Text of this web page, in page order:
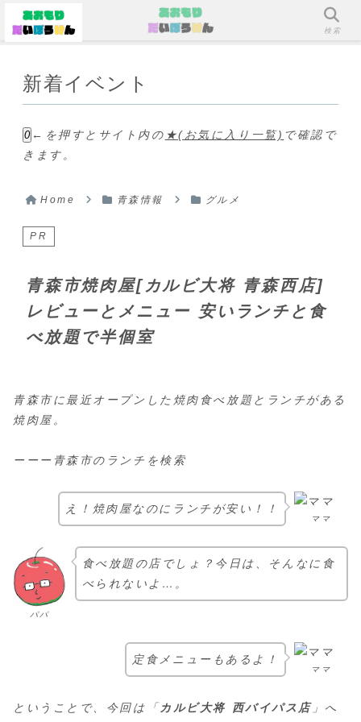
新着イベント
0 ←を押すとサイト内の ★(お気に入り一覧) で確認で
きます。
Home 青森情報 グルメ
PR
青森市焼肉屋[カルビ大将 青森西店]
レビューとメニュー 安いランチと食
べ放題で半個室
青森市に最近オープンした焼肉食べ放題とランチがある
焼肉屋。
ーーー青森市のランチを検索
ママ
え！焼肉屋なのにランチが安い！！
パパ
食べ放題の店でしょ？今日は、そんなに食
べられないよ…。
ママ
定食メニューもあるよ！
ということで、今回は「カルビ大将 西バイパス店」へ
メニュー 検索